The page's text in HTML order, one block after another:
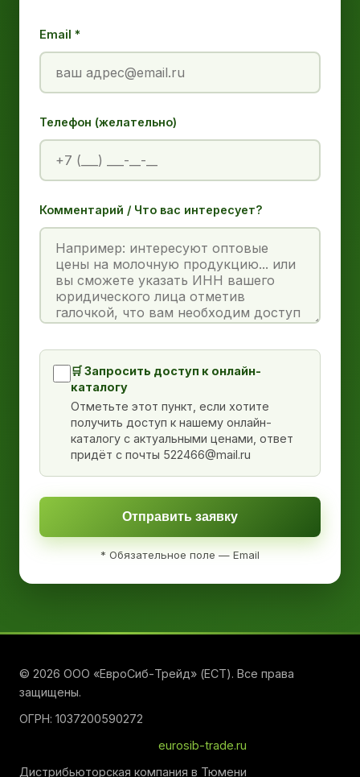
Email *
Телефон (желательно)
Комментарий / Что вас интересует?
🛒 Запросить доступ к онлайн-
каталогу
Отметьте этот пункт, если хотите
получить доступ к нашему онлайн-
каталогу с актуальными ценами, ответ
придёт с почты 522466@mail.ru
Отправить заявку
* Обязательное поле — Email
© 2026 ООО «ЕвроСиб-Трейд» (ЕСТ). Все права
защищены.
ОГРН: 1037200590272
eurosib-trade.ru
Дистрибьюторская компания в Тюмени